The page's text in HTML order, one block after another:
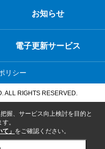
お知らせ
電子更新サービス
リシー
ALL RIGHTS RESERVED.
握、サービス向上検討を目的と
。
」 をご確認ください。